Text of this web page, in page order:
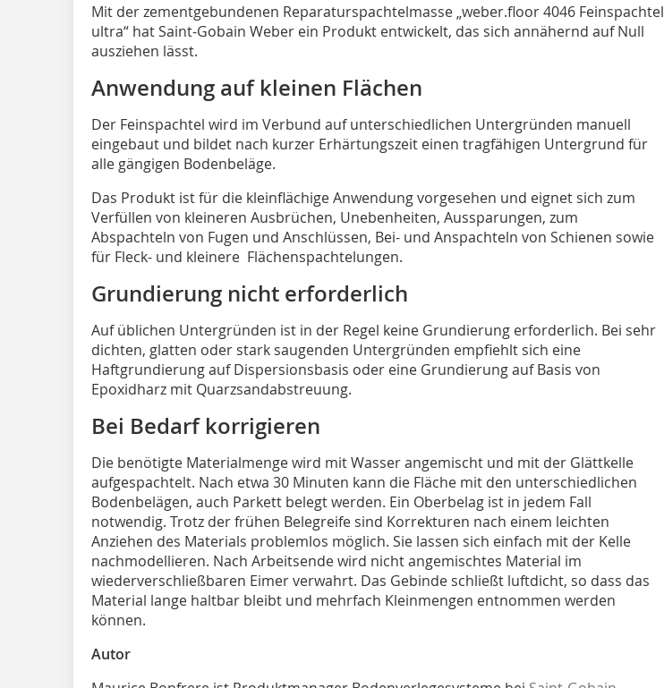
Mit der zementgebundenen Reparaturspachtelmasse „weber.floor 4046 Feinspachtel
ultra“ hat Saint-Gobain Weber ein Produkt ent­wickelt, das sich annähernd auf Null
ausziehen lässt.
Anwendung auf kleinen Flächen
Der Feinspachtel wird im Verbund auf unterschied­lichen Untergründen manuell
eingebaut und bildet nach kurzer Erhärtungszeit einen tragfähigen Untergrund für
alle gängigen Bodenbeläge.
Das Produkt ist für die kleinflächige Anwendung vorgesehen und eignet sich zum
Verfüllen von kleineren Ausbrüchen, Unebenheiten, Aussparungen, zum
Abspachteln von Fugen und Anschlüssen, Bei- und Anspachteln von Schienen sowie
für Fleck- und kleinere Flächenspachtelungen.
Grundierung nicht erforderlich
Auf üblichen Untergründen ist in der Regel keine Grundierung erforderlich. Bei sehr
dichten, glatten oder stark saugenden Untergründen empfiehlt sich eine
Haftgrundierung auf Dispersionsbasis oder eine Grundierung auf Basis von
Epoxidharz mit Quarzsandabstreuung.
Bei Bedarf korrigieren
Die benötigte Materialmenge wird mit Wasser angemischt und mit der Glättkelle
aufgespachtelt. Nach etwa 30 Minuten kann die Fläche mit den unterschiedlichen
Bodenbelägen, auch Parkett belegt werden. Ein Oberbelag ist in jedem Fall
notwendig. Trotz der frühen Belegreife sind Korrekturen nach einem leichten
Anziehen des Materials problemlos möglich. Sie lassen sich einfach mit der Kelle
nachmodellieren. Nach Arbeitsende wird nicht angemischtes Material im
wiederverschließbaren Eimer verwahrt. Das Gebinde schließt luftdicht, so dass das
Material lange haltbar bleibt und mehrfach Kleinmengen entnommen werden
können.
Autor